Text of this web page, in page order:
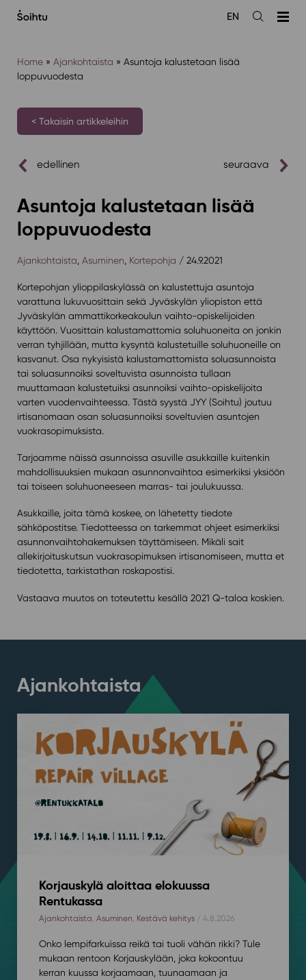
sisältöön
Avaa
EN
Home» Ajankohtaista » Asuntoja kalustetaan lisää
loppuvuodesta
< Takaisin artikkeleihin
edellinen seuraava
Asuntoja kalustetaan lisää
loppuvuodesta
Ajankohtaista Asuminen Kortepohja / 24.9.2021
Kortepohjan ylioppilaskylässä on kalustettuja asuntoja
varattuna lukuvuosittain sekä Jyväskylän yliopiston että
Jyväskylän ammattikorkeakoulun vaihto-opiskelijoiden
käyttöön. Vuosittain kalustamattomia soluhuoneita on jonkin
verran tyhjillään, mutta kysyntä kalustetuille soluhuoneille on
kasvanut. Osa nykyisistä kalustamattomista soluasunnoista
tai soluasunnoiksi soveltuvista asunnoista tullaan
muuttamaan kalustetuiksi asunnoiksi vaihto-opiskelijoita
varten vuodenvaihteessa. Tästä syystä JYY (Soihtu) joutuu
irtisanomaan osan soluasunnoiksi soveltuvien asuntojen
vuokrasopimuksista.
Tarjoamme näissä asunnoissa asuville asukkaille kuitenkin
mahdollisuuksien mukaan asunnonvaihtoa esimerkiksi yksiöön
tai toiseen soluhuoneeseen marras- tai joulukuussa.
Asukkaille, joita tämä koskee, on lähetetty tiedote
sähköpostitse. Tiedotteessa on tarkemmat ohjeet esimerkiksi
asunnonvaihtohakemuksen täyttämiseen. Mikäli sait
allekirjoituskutsun vuokrasopimuksen irtisanomiseen, mutta et
tiedotetta, tarkistathan roskapostisi.
Vastaava muutos on toteutettu kesällä 2021 Q-taloa koskien.
Ajankohtaista
Korjauskylä aloittaa elokuussa
Rentukassa
Ajankohtaista, Asuminen, Kestävä kehitys/ 4.8.2026
Onko lempifarkuissa reikä tai tuoli vähän rikki? Tule
mukaan rentoon Korjauskylään, joka kokoontuu
kerran kuussa korjaamaan, tuunaamaan ja